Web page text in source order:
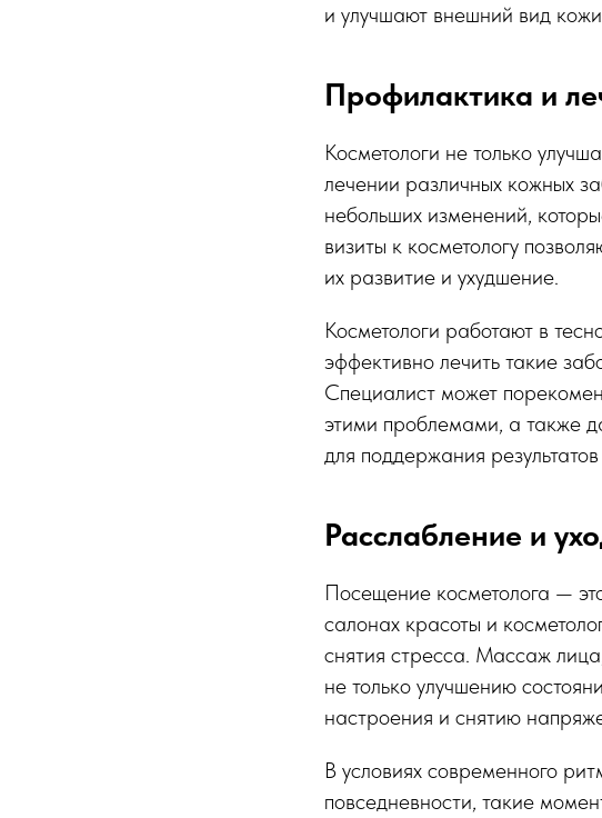
и улучшают внешний вид
Профилактика и
Косметологи не только
лечении различных кожных
небольших изменений,
визиты к косметологу
их развитие и ухудшение.
Косметологи работают в
эффективно лечить такие
Специалист может
этими проблемами, а также
для поддержания
Расслабление и
Посещение косметолога —
салонах красоты и
снятия стресса. Массаж
не только улучшению
настроения и снятию
В условиях современного
повседневности, такие